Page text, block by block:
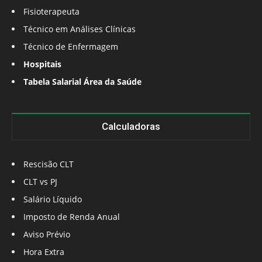
Fisioterapeuta
Técnico em Análises Clínicas
Técnico de Enfermagem
Hospitais
Tabela Salarial Área da Saúde
Calculadoras
Rescisão CLT
CLT vs PJ
Salário Líquido
Imposto de Renda Anual
Aviso Prévio
Hora Extra